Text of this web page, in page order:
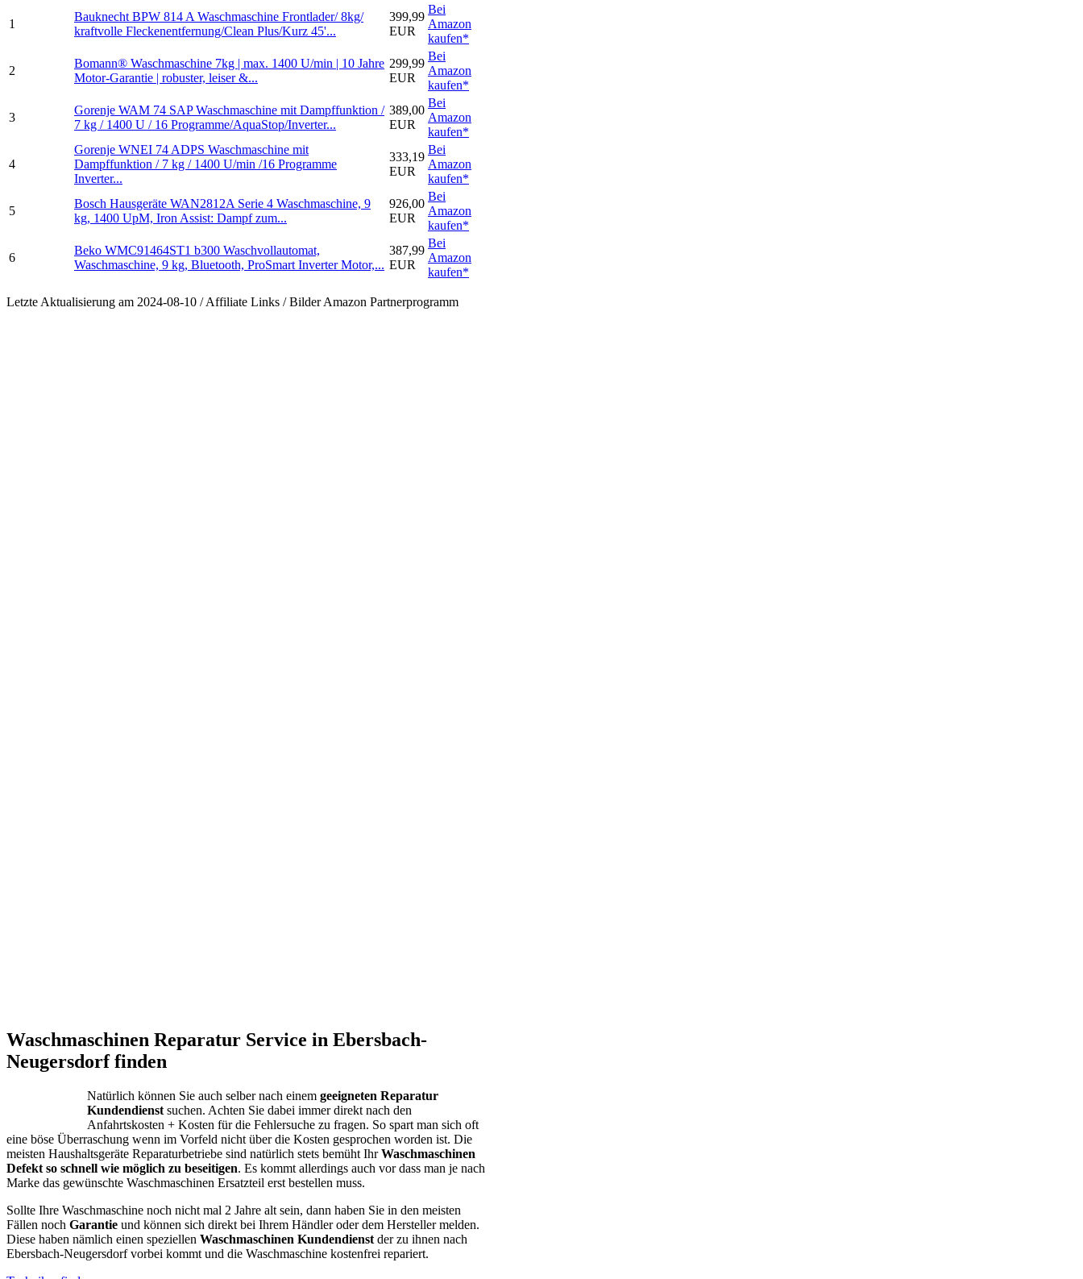
1
Bauknecht BPW 814 A Waschmaschine Frontlader/ 8kg/
kraftvolle Fleckenentfernung/Clean Plus/Kurz 45'...
399,99
EUR
Bei
Amazon
kaufen*
2
Bomann® Waschmaschine 7kg | max. 1400 U/min | 10 Jahre
Motor-Garantie | robuster, leiser &...
299,99
EUR
Bei
Amazon
kaufen*
3
Gorenje WAM 74 SAP Waschmaschine mit Dampffunktion /
7 kg / 1400 U / 16 Programme/AquaStop/Inverter...
389,00
EUR
Bei
Amazon
kaufen*
4
Gorenje WNEI 74 ADPS Waschmaschine mit
Dampffunktion / 7 kg / 1400 U/min /16 Programme
Inverter...
333,19
EUR
Bei
Amazon
kaufen*
5
Bosch Hausgeräte WAN2812A Serie 4 Waschmaschine, 9
kg, 1400 UpM, Iron Assist: Dampf zum...
926,00
EUR
Bei
Amazon
kaufen*
6
Beko WMC91464ST1 b300 Waschvollautomat,
Waschmaschine, 9 kg, Bluetooth, ProSmart Inverter Motor,...
387,99
EUR
Bei
Amazon
kaufen*
Letzte Aktualisierung am 2024-08-10 / Affiliate Links / Bilder Amazon Partnerprogramm
Waschmaschinen Reparatur Service in Ebersbach-
Neugersdorf finden
Natürlich können Sie auch selber nach einem geeigneten Reparatur
Kundendienst suchen. Achten Sie dabei immer direkt nach den
Anfahrtskosten + Kosten für die Fehlersuche zu fragen. So spart man sich oft
eine böse Überraschung wenn im Vorfeld nicht über die Kosten gesprochen worden ist. Die
meisten Haushaltsgeräte Reparaturbetriebe sind natürlich stets bemüht IhrWaschmaschinen
Defekt so schnell wie möglich zu beseitigen. Es kommt allerdings auch vor dass man je nach
Marke das gewünschte Waschmaschinen Ersatzteil erst bestellen muss.
Sollte Ihre Waschmaschine noch nicht mal 2 Jahre alt sein, dann haben Sie in den meisten
Fällen noch Garantie und können sich direkt bei Ihrem Händler oder dem Hersteller melden.
Diese haben nämlich einen speziellen Waschmaschinen Kundendienst der zu ihnen nach
Ebersbach-Neugersdorf vorbei kommt und die Waschmaschine kostenfrei repariert.